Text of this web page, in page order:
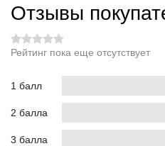
Отзывы
Рейтинг пока еще отсутствует
1 балл
2 балла
3 балла